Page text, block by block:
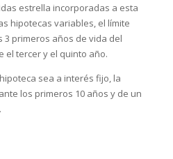
estrella incorporadas a esta
hipotecas variables, el límite
3 primeros años de vida del
el tercer y el quinto año.
sea a interés fijo, la
los primeros 10 años y de un